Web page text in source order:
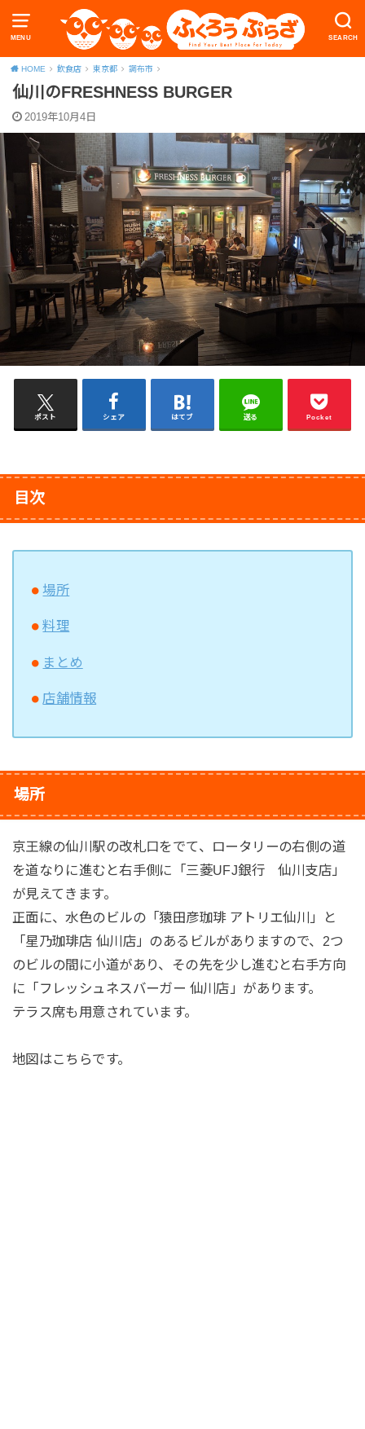
MENU SEARCH
HOME 飲食店 東京都 調布市
仙川のFRESHNESS BURGER
2019年10月4日
ポスト シェア はてブ 送る Pocket
目次
場所
料理
まとめ
店舗情報
場所
京王線の仙川駅の改札口をでて、ロータリーの右側の道
を道なりに進むと右手側に「三菱UFJ銀行 仙川支店」
が見えてきます。
正面に、水色のビルの「猿田彦珈琲 アトリエ仙川」と
「星乃珈琲店 仙川店」のあるビルがありますので、2つ
のビルの間に小道があり、その先を少し進むと右手方向
に「フレッシュネスバーガー 仙川店」があります。
テラス席も用意されています。
地図はこちらです。